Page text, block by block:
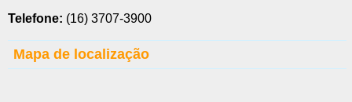
Telefone: (16) 3707-3900
Mapa de localização